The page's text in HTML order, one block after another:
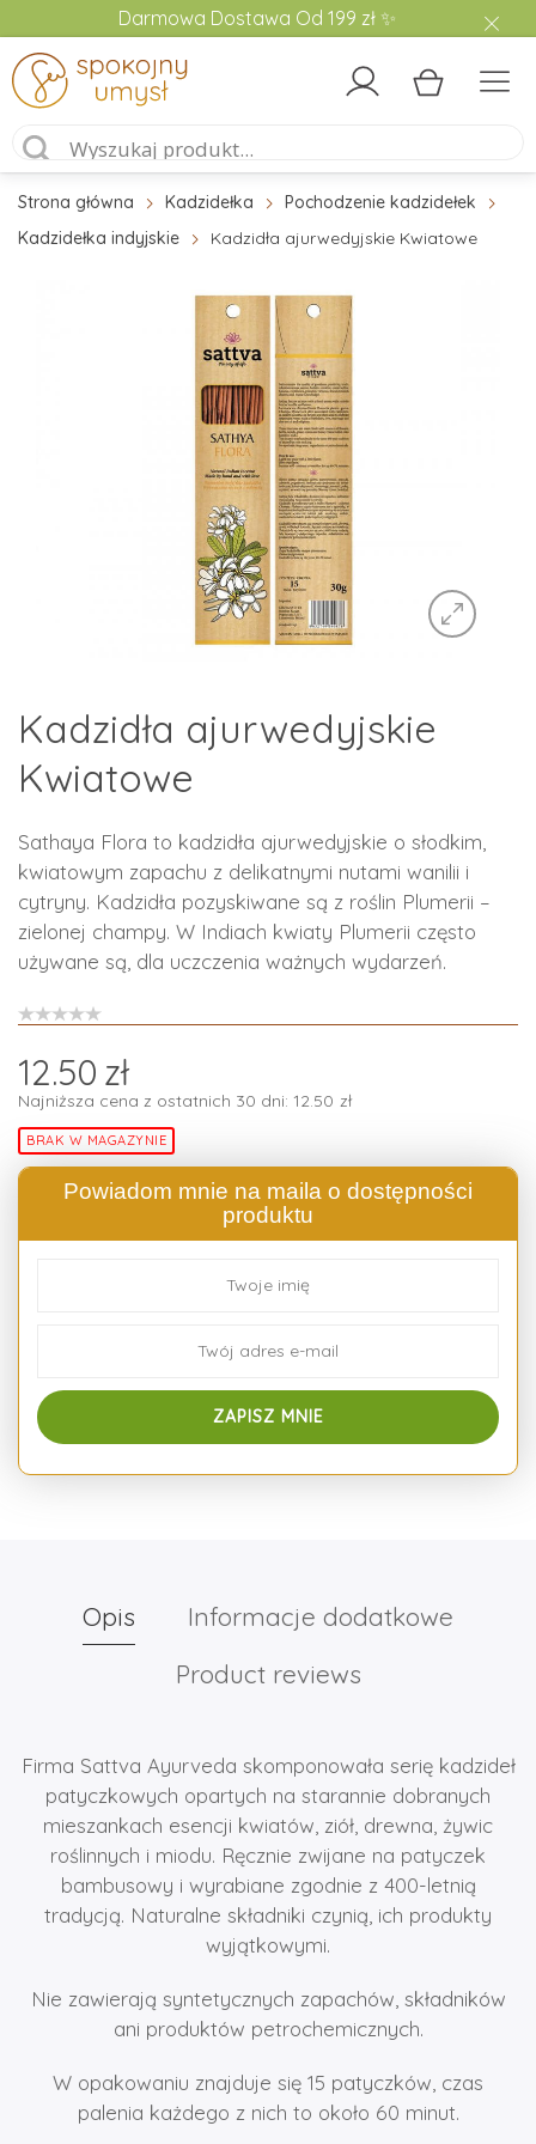
Darmowa Dostawa Od 199 zł ✨
Strona główna Kadzidełka
Pochodzenie kadzidełek
Kadzidełka indyjskie
Kadzidła ajurwedyjskie Kwiatowe
Kadzidła ajurwedyjskie
Kwiatowe
Sathaya Flora to kadzidła ajurwedyjskie o słodkim,
kwiatowym zapachu z delikatnymi nutami wanilii i
cytryny. Kadzidła pozyskiwane są z roślin Plumerii –
zielonej champy. W Indiach kwiaty Plumerii często
używane są, dla uczczenia ważnych wydarzeń.
12.50 zł
Najniższa cena z ostatnich 30 dni: 12.50 zł
BRAK W MAGAZYNIE
Powiadom mnie na maila o dostępności
produktu
Opis
Informacje dodatkowe
Product reviews
Firma Sattva Ayurveda skomponowała serię kadzideł
patyczkowych opartych na starannie dobranych
mieszankach esencji kwiatów, ziół, drewna, żywic
roślinnych i miodu. Ręcznie zwijane na patyczek
bambusowy i wyrabiane zgodnie z 400-letnią
tradycją. Naturalne składniki czynią, ich produkty
wyjątkowymi.
Nie zawierają syntetycznych zapachów, składników
ani produktów petrochemicznych.
W opakowaniu znajduje się 15 patyczków, czas
palenia każdego z nich to około 60 minut.